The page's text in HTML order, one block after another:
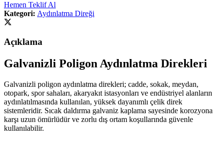
Hemen Teklif Al
Kategori: Aydınlatma Direği
Açıklama
Galvanizli Poligon Aydınlatma Direkleri
Galvanizli poligon aydınlatma direkleri; cadde, sokak, meydan,
otopark, spor sahaları, akaryakıt istasyonları ve endüstriyel alanların
aydınlatılmasında kullanılan, yüksek dayanımlı çelik direk
sistemleridir. Sıcak daldırma galvaniz kaplama sayesinde korozyona
karşı uzun ömürlüdür ve zorlu dış ortam koşullarında güvenle
kullanılabilir.